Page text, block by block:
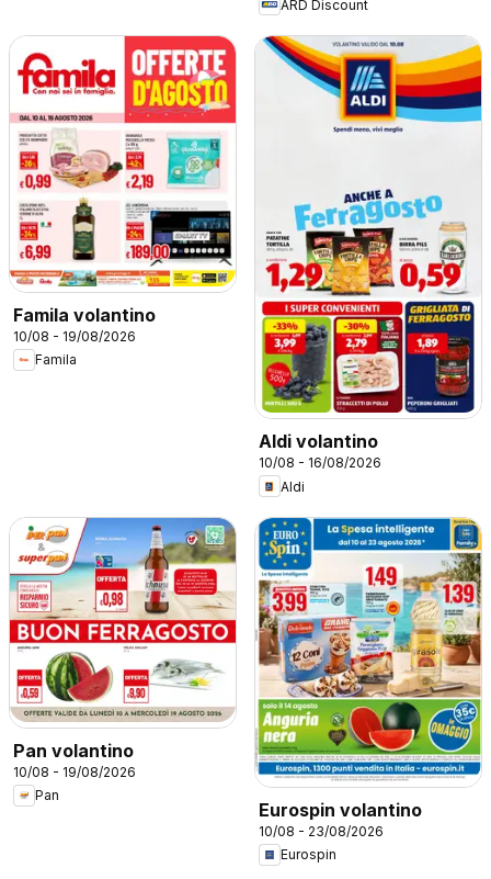
ARD Discount
Famila volantino
10/08 - 19/08/2026
Famila
Aldi volantino
10/08 - 16/08/2026
Aldi
Pan volantino
10/08 - 19/08/2026
Pan
Eurospin volantino
10/08 - 23/08/2026
Eurospin